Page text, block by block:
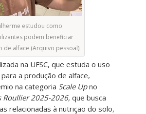
estudou como
podem beneficiar
de alface (Arquivo pessoal)
na UFSC, que estuda o uso
a produção de alface,
na categoria Scale Upno
Roullier 2025-2026, que busca
relacionadas à nutrição do solo,